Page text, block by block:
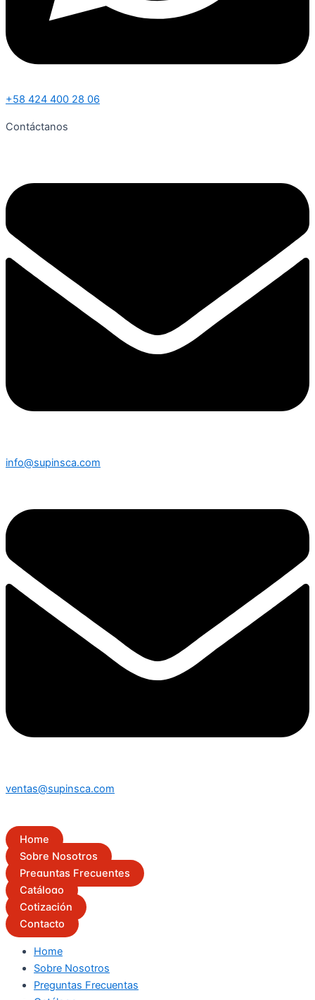
+58 424 400 28 06
Contáctanos
info@supinsca.com
ventas@supinsca.com
Home
Sobre Nosotros
Preguntas Frecuentes
Catálogo
Cotización
Contacto
Home
Sobre Nosotros
Preguntas Frecuentas